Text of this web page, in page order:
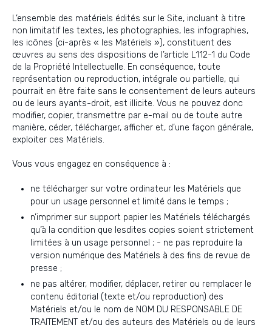
L’ensemble des matériels édités sur le Site, incluant à titre
non limitatif les textes, les photographies, les infographies,
les icônes (ci-après « les Matériels »), constituent des
œuvres au sens des dispositions de l’article L112-1 du Code
de la Propriété Intellectuelle. En conséquence, toute
représentation ou reproduction, intégrale ou partielle, qui
pourrait en être faite sans le consentement de leurs auteurs
ou de leurs ayants-droit, est illicite. Vous ne pouvez donc
modifier, copier, transmettre par e-mail ou de toute autre
manière, céder, télécharger, afficher et, d’une façon générale,
exploiter ces Matériels.
Vous vous engagez en conséquence à :
ne télécharger sur votre ordinateur les Matériels que
pour un usage personnel et limité dans le temps ;
n’imprimer sur support papier les Matériels téléchargés
qu’à la condition que lesdites copies soient strictement
limitées à un usage personnel ; - ne pas reproduire la
version numérique des Matériels à des fins de revue de
presse ;
ne pas altérer, modifier, déplacer, retirer ou remplacer le
contenu éditorial (texte et/ou reproduction) des
Matériels et/ou le nom de NOM DU RESPONSABLE DE
TRAITEMENT et/ou des auteurs des Matériels ou de leurs